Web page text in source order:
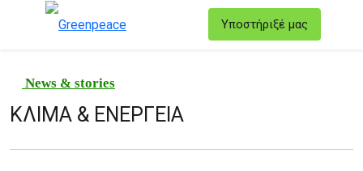
Υποστήριξέ μας
News & stories
ΚΛΙΜΑ & ΕΝΕΡΓΕΙΑ